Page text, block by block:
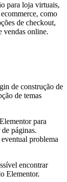
para loja virtuais,
como
de checkout,
vendas online.
de construção de
de temas
para
páginas.
problema
encontrar
Elementor.